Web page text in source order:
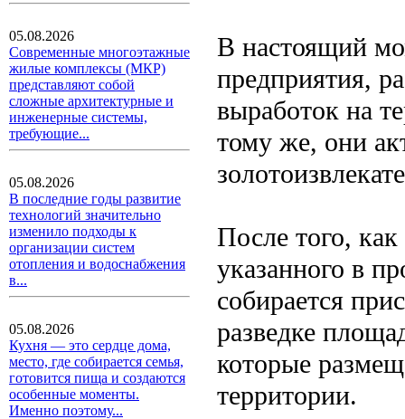
05.08.2026
Современные многоэтажные
жилые комплексы (МКР)
представляют собой
сложные архитектурные и
инженерные системы,
требующие...
05.08.2026
В последние годы развитие
технологий значительно
изменило подходы к
организации систем
отопления и водоснабжения
в...
05.08.2026
Кухня — это сердце дома,
место, где собирается семья,
готовится пища и создаются
особенные моменты.
Именно поэтому...
В настоящий
предприятия,
выработок на
тому же, они
После того,
указанного в
собирается
разведке
которые
территории.